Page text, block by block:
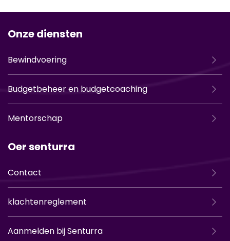
Onze diensten
Bewindvoering
Budgetbeheer en budgetcoaching
Mentorschap
Oer senturra
Contact
klachtenreglement
Aanmelden bij Senturra